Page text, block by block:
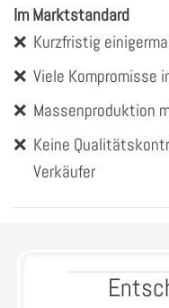
Im Marktstandard
❌ Kurzfristig
❌ Viele Kompromisse
❌ Massenproduktion
❌ Keine
Verkäufer